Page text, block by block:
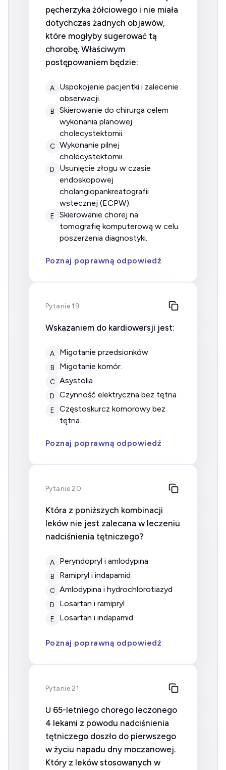
pęcherzyka żółciowego i nie miała
dotychczas żadnych objawów,
które mogłyby sugerować tą
chorobę. Właściwym
postępowaniem będzie:
A
uspokojenie pacjentki i zalecenie
obserwacji.
B
skierowanie do chirurga celem
wykonania planowej
cholecystektomii.
C wykonanie pilnej
cholecystektomii.
D
usunięcie złogu w czasie
endoskopowej
cholangiopankreatografii
wstecznej (ECPW).
E
skierowanie chorej na
tomografię komputerową w celu
poszerzenia diagnostyki.
Poznaj poprawną odpowiedź
Pytanie 19
Wskazaniem do kardiowersji jest:
A migotanie przedsionków
B migotanie komór.
C asystolia
D czynność elektryczna bez tętna
E
częstoskurcz komorowy bez
tętna.
Poznaj poprawną odpowiedź
Pytanie 20
Która z poniższych kombinacji
leków nie jest zalecana w leczeniu
nadciśnienia tętniczego?
A peryndopryl i amlodypina
B ramipryl i indapamid
C amlodypina i hydrochlorotiazyd
D losartan i ramipryl
E losartan i indapamid
Poznaj poprawną odpowiedź
Pytanie 21
U 65-letniego chorego leczonego
4 lekami z powodu nadciśnienia
tętniczego doszło do pierwszego
w życiu napadu dny moczanowej.
Który z leków stosowanych w